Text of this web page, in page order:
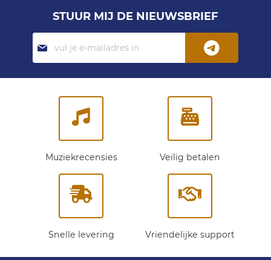
STUUR MIJ DE NIEUWSBRIEF
Abonneer
je
op
Muziekrecensies Veilig betalen
Snelle levering Vriendelijke support